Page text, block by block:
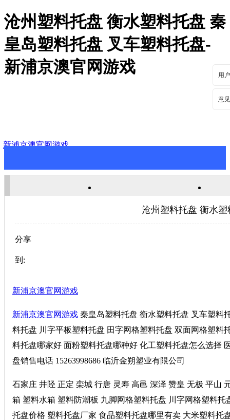
沧州塑料托盘 衡水塑料托盘 秦
皇岛塑料托盘 叉车塑料托盘-
新浦京澳官网游戏
用
意
新浦京澳官网游戏
关于新浦京澳官网游戏 新
沧州塑料托盘 衡水
分享
到:
新浦京澳官网游戏
新浦京澳官网游戏 秦皇岛塑料托盘 衡水塑料托盘 叉车塑料
料托盘 川字平板塑料托盘 田字网格塑料托盘 双面网格塑
料托盘哪家好 面粉塑料托盘哪种好 化工塑料托盘怎么选择
盘销售电话 15263998686 临沂金朔塑业有限公司
石家庄 井陉 正定 栾城 行唐 灵寿 高邑 深泽 赞皇 无极 平山
箱 塑料水箱 塑料防潮板 九脚网格塑料托盘 川字网格塑料
托盘价格 塑料托盘厂家 食品塑料托盘哪里有卖 大米塑料